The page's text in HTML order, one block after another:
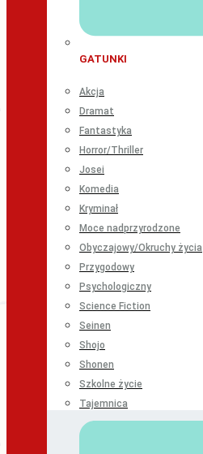
GATUNKI
Akcja
Dramat
Fantastyka
Horror/Thriller
Josei
Komedia
Kryminał
Moce nadprzyrodzone
Obyczajowy/Okruchy życia
Przygodowy
Psychologiczny
Science Fiction
Seinen
Shojo
Shonen
Szkolne życie
Tajemnica